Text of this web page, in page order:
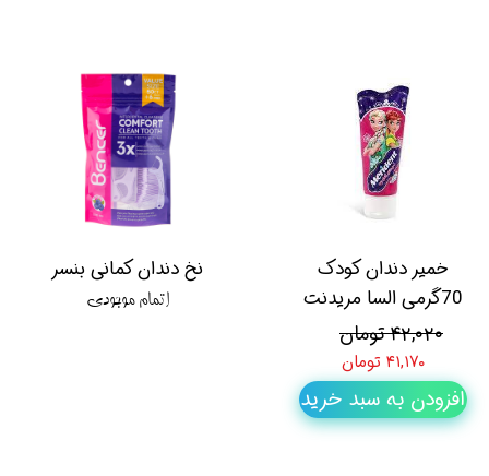
خمیر دندان کودک
70گرمی السا مریدنت
۴۲,۰۲۰ تومان
۴۱,۱۷۰ تومان
افزودن به سبد خرید
نخ دندان کمانی بنسر
اتمام موجودی